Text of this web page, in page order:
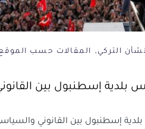
التركي
المقالات حسب
بلدية إسطنبول بين
إسطنبول بين القانوني